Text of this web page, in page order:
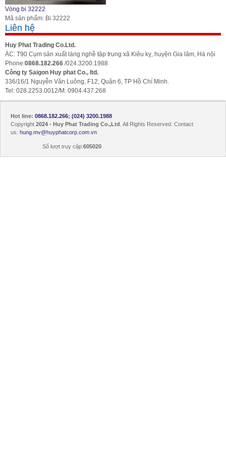
Vòng bi 32222
Mã sản phẩm: Bi 32222
Liên hệ
Huy Phat Trading Co.Ltd.
ÄC: T90 Cụm sản xuất làng nghề tập trung xã Kiêu kỵ, huyện Gia lâm, Hà nội
Phone:0868.182.266 /024.3200.1988
Công ty Saigon Huy phat Co., ltd.
336/16/1 Nguyễn Văn Luông, F12, Quận 6, TP Hồ Chí Minh.
Tel: 028.2253.0012/M: 0904.437.268
Hot line: 0868.182.266; (024) 3200.1988
Copyright 2024 - Huy Phat Trading Co.,Ltd . All Rights Reserved. Contact
us: hung.mv@huyphatcorp.com.vn
Số lượt truy cập:605020